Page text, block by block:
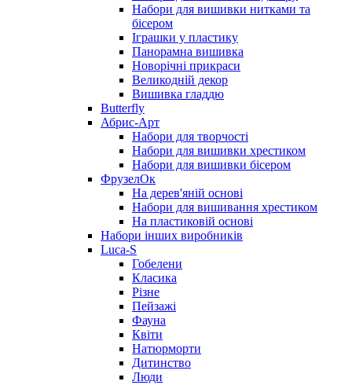
Набори для вишивки нитками та
бісером
Іграшки у пластику
Панорамна вишивка
Новорічні прикраси
Великодній декор
Вишивка гладдю
Butterfly
Абрис-Арт
Набори для творчості
Набори для вишивки хрестиком
Набори для вишивки бісером
ФрузелОк
На дерев'яній основі
Набори для вишивання хрестиком
На пластиковій основі
Набори інших виробників
Luca-S
Гобелени
Класика
Різне
Пейзажі
Фауна
Квіти
Натюрморти
Дитинство
Люди